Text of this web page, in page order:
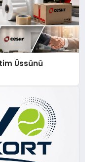
Üssünü